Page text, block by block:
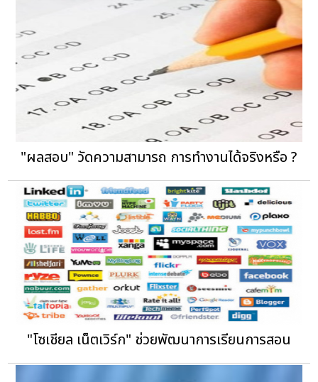
"ผลสอบ" วัดความสามารถ การทำงานได้จริงหรือ ?
"โซเชียล เน็ตเวิร์ก" ช่วยพัฒนาการเรียนการสอน